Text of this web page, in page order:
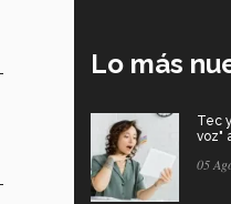
Lo más
Tec
voz"
05